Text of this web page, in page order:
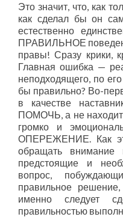
Это значит, что, как
как сделал бы он
естественно
ПРАВИЛЬНОЕ
правы! Сразу крики,
Главная ошибка —
неподходящего, по
бы правильно? Во-
в качестве
ПОМОЧЬ, а не
громко и
ОПЕРЕЖЕНИЕ. Как
обращать внимание
предстоящие и
вопрос,
правильное
именно следует
правильностью